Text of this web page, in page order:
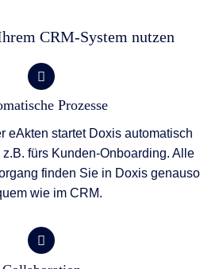
CRM-System nutzen
Prozesse
eAkten startet Doxis automatisch
fürs Kunden-Onboarding. Alle
finden Sie in Doxis genauso
wie im CRM.